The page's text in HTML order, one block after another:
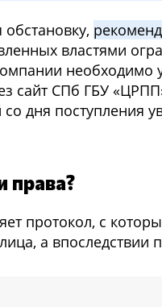
властями
сайт СПб ГБУ
дня поступления
права?
протокол, с
а